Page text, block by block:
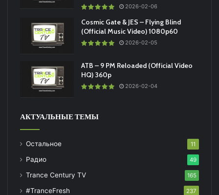
2026-02-06
Cosmic Gate & JES – Flying Blind
(Official Music Video) 1080p60
2026-02-05
ATB – 9 PM Reloaded (Official Video
HQ) 360p
2026-02-04
АКТУАЛЬНЫЕ ТЕМЫ
Остальное 11
Радио 49
Trance Century TV 165
#TranceFresh 237